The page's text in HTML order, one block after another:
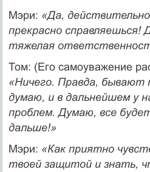
Мэри: «Да,
прекрасно
тяжелая
Том: (Его самоуважение
«Ничего. Правда,
думаю, и в дальнейшем у
проблем. Думаю, все
дальше!»
Мэри: «Как приятно
твоей защитой и знать,